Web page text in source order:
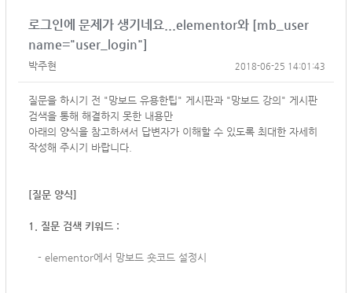
로그인에 문제가 생기네요...elementor와 [mb_user
name="user_login"]
박주현 2018-06-25 14:01:43
질문을 하시기 전 "망보드 유용한팁" 게시판과 "망보드 강의" 게시판
검색을 통해 해결하지 못한 내용만
아래의 양식을 참고하셔서 답변자가 이해할 수 있도록 최대한 자세히
작성해 주시기 바랍니다.
[질문 양식]
1. 질문 검색 키워드 :
- elementor에서 망보드 숏코드 설정시